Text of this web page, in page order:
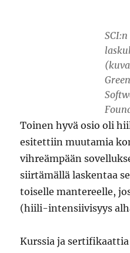
SCI:n
Green
Toinen hyvä osio oli
esitettiin muutamia
vihreämpään
siirtämällä laskentaa
toiselle mantereelle,
(hiili-intensiivisyys
Kurssia ja